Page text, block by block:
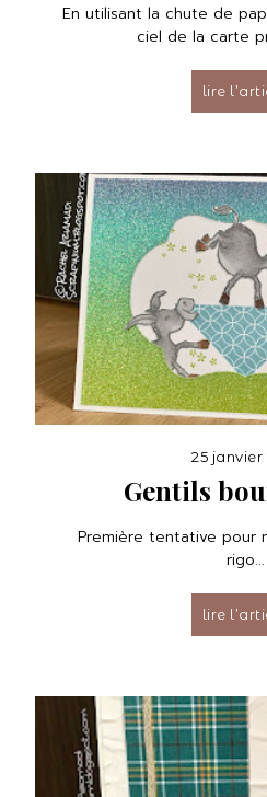
En utilisant la chute de
ciel de la carte
lire
25 janvier
Gentils
Première tentative pour
rigo...
lire